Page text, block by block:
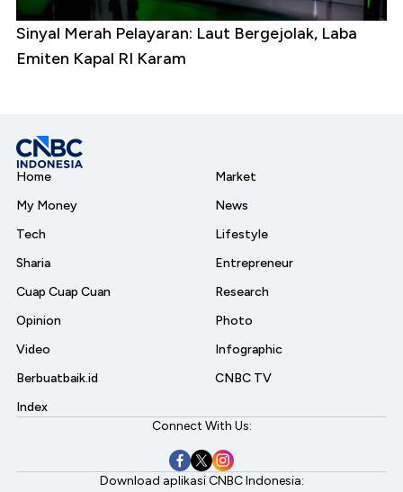
Sinyal Merah Pelayaran: Laut Bergejolak, Laba
Emiten Kapal RI Karam
Home
My Money
Tech
Sharia
Cuap Cuap Cuan
Opinion
Video
Berbuatbaik.id
Index
Market
News
Lifestyle
Entrepreneur
Research
Photo
Infographic
CNBC TV
Connect With Us:
Download aplikasi CNBC Indonesia: